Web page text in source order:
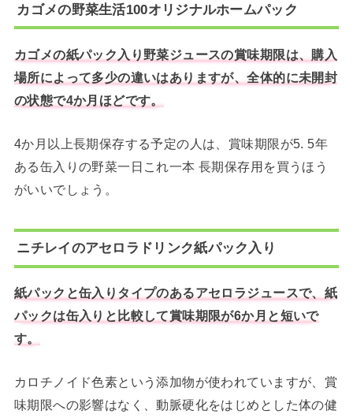
カゴメの野菜生活100オリジナルホームパック
カゴメの紙パック入り野菜ジュースの賞味期限は、購入
場所によって多少の違いはありますが、全体的に未開封
の状態で4か月ほどです。
4か月以上長期保存する予定の人は、賞味期限が5. 5年
ある缶入りの野菜一日これ一本 長期保存用を買うほう
がいいでしょう。
ニチレイのアセロラドリンク紙パック入り
紙パックと缶入りタイプのあるアセロラジュースで、紙
パックは缶入りと比較して賞味期限が6か月と短いで
す。
カロチノイド色素という添加物が使われていますが、賞
味期限への影響はなく、動脈硬化をはじめとした体の健